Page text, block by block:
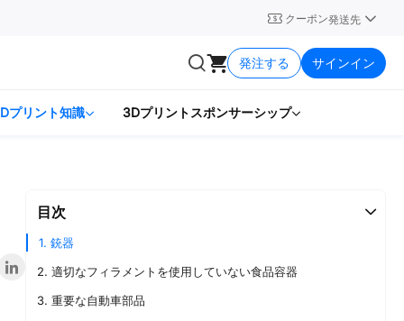
クーポン発送先
発注する サインイン
プリント知識 3Dプリントスポンサーシップ
目次
1. 銃器
2. 適切なフィラメントを使用していない食品容器
3. 重要な自動車部品